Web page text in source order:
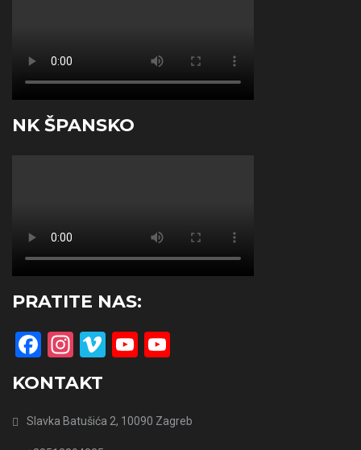
NK ŠPANSKO
PRATITE NAS:
Facebook
Instagram
VimeoYouTube
KONTAKT
Slavka Batušića 2, 10090 Zagreb